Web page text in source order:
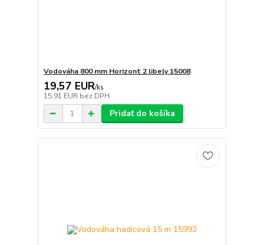
Vodováha 800 mm Horizont 2 libely 15008
19,57 EUR/ks
15,91 EUR bez DPH
Pridať do košíka